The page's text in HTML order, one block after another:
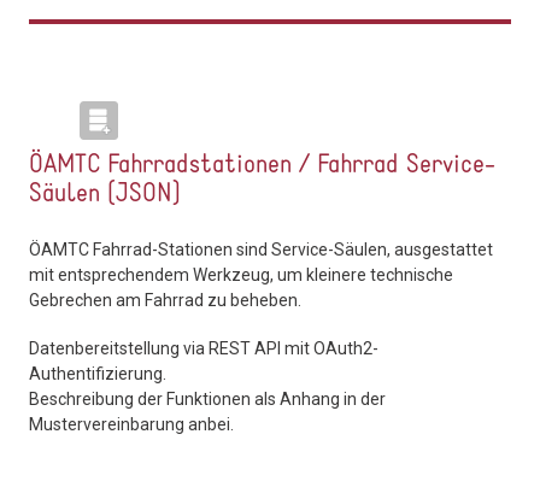
ÖAMTC Fahrradstationen / Fahrrad Service-
Säulen (JSON)
ÖAMTC Fahrrad-Stationen sind Service-Säulen, ausgestattet
mit entsprechendem Werkzeug, um kleinere technische
Gebrechen am Fahrrad zu beheben.
Datenbereitstellung via REST API mit OAuth2-
Authentifizierung.
Beschreibung der Funktionen als Anhang in der
Mustervereinbarung anbei.